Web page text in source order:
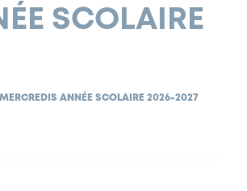
SCOLAIRE
ANNÉE SCOLAIRE 2026-2027